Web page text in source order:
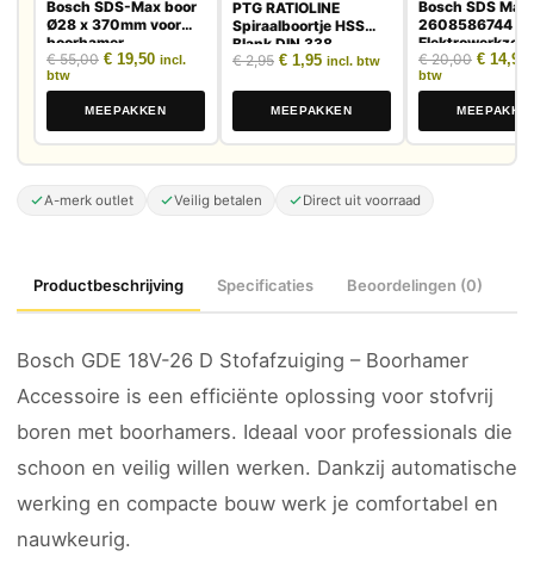
Bosch SDS-Max boor
Ø28 x 370mm voor
boorhamer
€55,00 Oorspronkelijke prijs was: € 55,00.
€ 19,50Huidige prijs is: € 19,50.
incl.
btw
MEEPAKKEN
PTG RATIOLINE
Spiraalboortje HSS
Blank DIN 338
€2,95 Oorspronkelijke prijs was: € 2,95.
€ 1,95Huidige prijs is: € 1,95.
incl. btw
MEEPAKKEN
Bosch SDS
2608586744 -
Zubehör
€20,00 € 14,99
btw
A-merk outlet Veilig betalen Direct uit voorraad
Productbeschrijving Specificaties Beoordelingen (0)
Bosch GDE 18V-26 D Stofafzuiging – Boorhamer
Accessoire is een efficiënte oplossing voor stofvrij
boren met boorhamers. Ideaal voor professionals die
schoon en veilig willen werken. Dankzij automatische
werking en compacte bouw werk je comfortabel en
nauwkeurig.